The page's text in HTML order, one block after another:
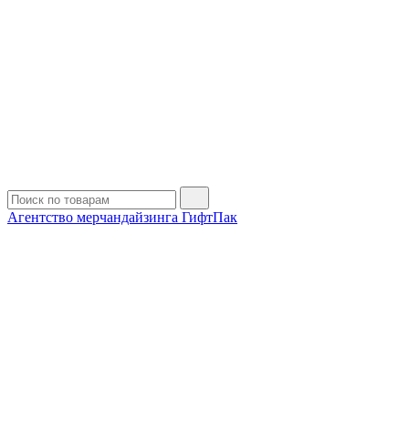
Агентство мерчандайзинга ГифтПак